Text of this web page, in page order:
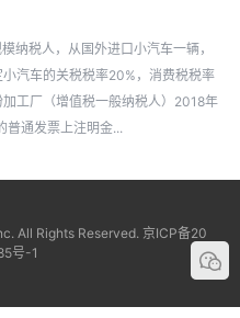
纳税人，从国外进口小汽车一辆，
汽车的关税税率20%，消费税税率
工厂（增值税一般纳税人）2018年
普通发票上注明金...
All Rights Reserved. 京ICP备20
号-1